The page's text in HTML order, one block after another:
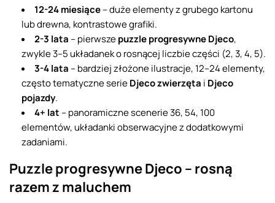
12-24 miesiące– duże elementy z grubego kartonu
lub drewna, kontrastowe grafiki.
2-3 lata – pierwszepuzzle progresywne Djeco,
zwykle 3–5 układanek o rosnącej liczbie części (2, 3, 4, 5).
3-4 lata – bardziej złożone ilustracje, 12–24 elementy,
często tematyczne serieDjeco zwierzęta i Djeco
pojazdy.
4+ lat – panoramiczne scenerie 36, 54, 100
elementów, układanki obserwacyjne z dodatkowymi
zadaniami.
Puzzle progresywne Djeco – rosną
razem z maluchem